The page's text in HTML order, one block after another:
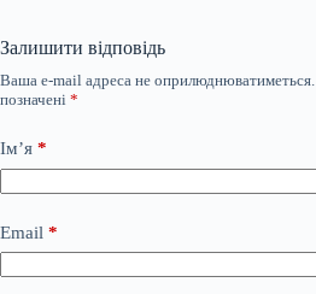
Залишити відповідь
Ваша e-mail адреса не оприлюднюватиметься.
позначені *
Ім’я *
Email *